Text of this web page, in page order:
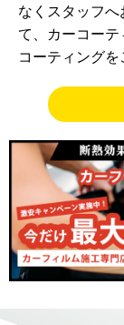
なくスタッフ
て、カーコー
コーティングを